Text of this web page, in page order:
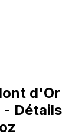
d'Or
- Détails